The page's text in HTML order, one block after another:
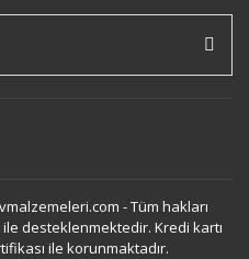
- Tüm hakları
ile desteklenmektedir. Kredi kartı
ile korunmaktadır.